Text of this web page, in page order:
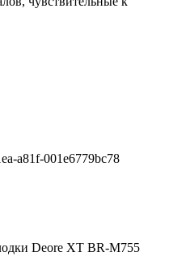
a81f-001e6779bc78
Deore XT BR-M755